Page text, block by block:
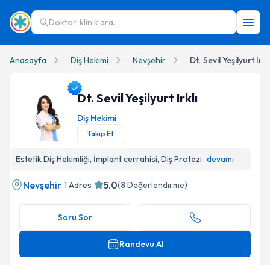
Doktor, klinik ara...
Anasayfa Diş Hekimi Nevşehir Dt. Sevil Yeşilyurt Irklı
Dt. Sevil Yeşilyurt Irklı
Diş Hekimi
Takip Et
Estetik Diş Hekimliği, İmplant cerrahisi, Diş Protezi devamı
Nevşehir 1 Adres 5.0(8Değerlendirme)
Soru Sor
Randevu Al